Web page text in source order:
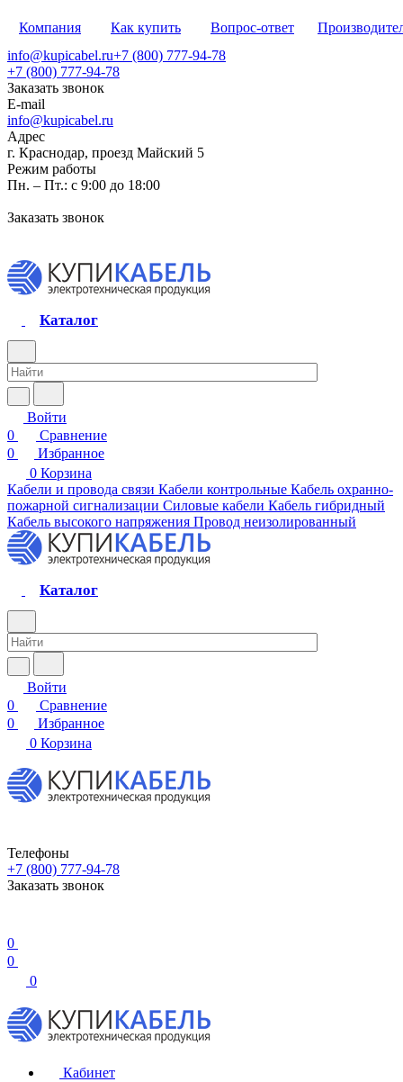
Компания Как купить Вопрос-ответ
info@kupicabel.ru+7 (800) 777-94-78
+7 (800) 777-94-78
Заказать звонок
E-mail
info@kupicabel.ru
Адрес
г. Краснодар, проезд Майский 5
Режим работы
Пн. – Пт.: с 9:00 до 18:00
Заказать звонок
Каталог
Войти
0
Сравнение
0
Избранное
0 Корзина
Кабели и провода связи Кабели контрольные Кабель охранно-
пожарной сигнализации Силовые кабели Кабель гибридный
Кабель высокого напряжения Провод неизолированный
Каталог
Войти
0
Сравнение
0
Избранное
0 Корзина
Телефоны
+7 (800) 777-94-78
Заказать звонок
0
0
0
Кабинет